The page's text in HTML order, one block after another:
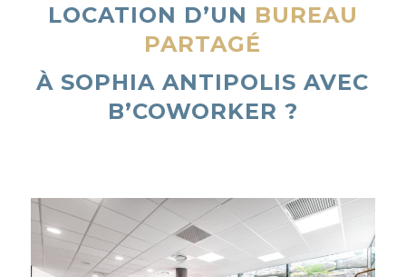
LOCATION D’UN BUREAU
PARTAGÉ
À SOPHIA ANTIPOLISAVEC
B’COWORKER ?